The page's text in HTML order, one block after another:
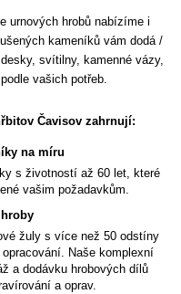
urnových hrobů nabízíme i
kameníků vám dodá /
svítilny, kamenné vázy,
vašich potřeb.
Čavisov zahrnují:
na míru
s životností až 60 let, které
vašim požadavkům.
žuly s více než 50 odstíny
Naše komplexní
a dodávku hrobových dílů
a oprav.